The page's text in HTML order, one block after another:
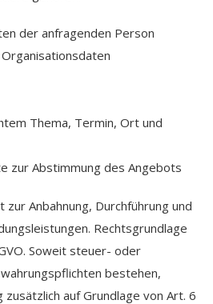
der anfragenden Person
Thema, Termin, Ort und
zur Abstimmung des Angebots
Anbahnung, Durchführung und
Rechtsgrundlage
Soweit steuer- oder
bestehen,
auf Grundlage von Art. 6